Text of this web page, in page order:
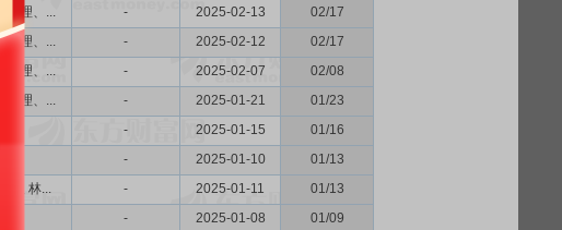
经理、... - 2025-02-13
02/17
经理、... - 2025-02-12
02/17
经理、... - 2025-02-07
02/08
经理、... - 2025-01-21
01/23
- 2025-01-15
01/16
- 2025-01-10
01/13
事长 林... - 2025-01-11
01/13
- 2025-01-08
01/09